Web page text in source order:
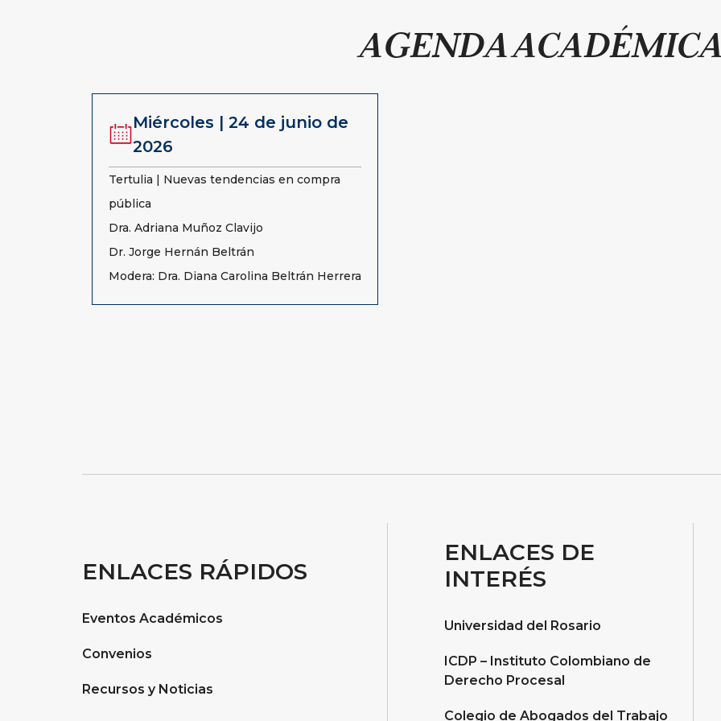
AGENDA
Miércoles | 24 de junio de
2026
Tertulia | Nuevas tendencias en compra
pública
Dra. Adriana Muñoz Clavijo
Dr. Jorge Hernán Beltrán
Modera: Dra. Diana Carolina Beltrán Herrera
ENLACES RÁPIDOS
Eventos Académicos
Convenios
Recursos y Noticias
ENLACES DE
INTERÉS
Universidad del Rosario
ICDP – Instituto Colombiano de
Derecho Procesal
Colegio de Abogados del Trabajo